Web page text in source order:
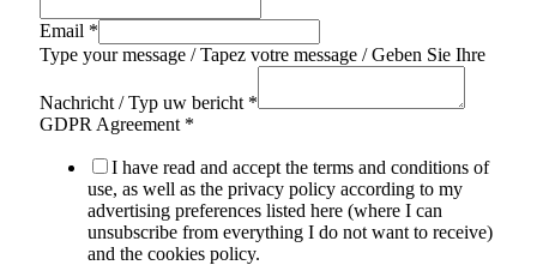
Email *
Type your message / Tapez votre message / Geben Sie Ihre
Nachricht / Typ uw bericht *
GDPR Agreement *
I have read and accept the terms and conditions of
use, as well as the privacy policy according to my
advertising preferences listed here (where I can
unsubscribe from everything I do not want to receive)
and the cookies policy.